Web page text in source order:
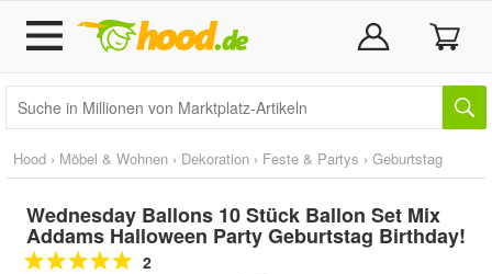
Hood › Möbel & Wohnen › Dekoration › Feste & Partys › Geburtstag
Wednesday Ballons 10 Stück Ballon Set Mix
Addams Halloween Party Geburtstag Birthday!
2